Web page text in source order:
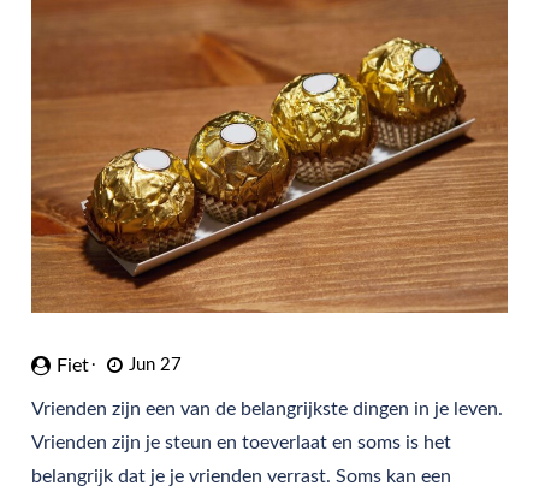
Fiet Jun 27
Vrienden zijn een van de belangrijkste dingen in je leven.
Vrienden zijn je steun en toeverlaat en soms is het
belangrijk dat je je vrienden verrast. Soms kan een